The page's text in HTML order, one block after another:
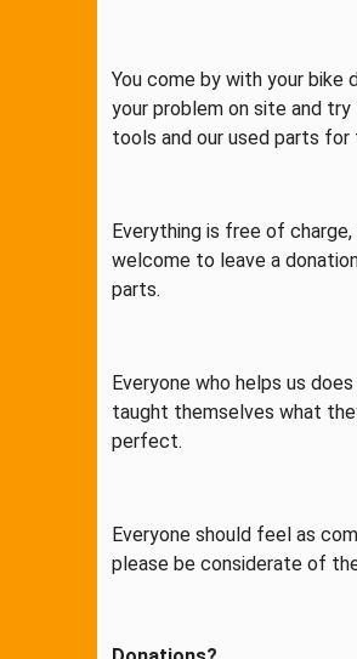
You come by with your bike
your problem on site and try
tools and our used parts for
Everything is free of
welcome to leave a
parts.
Everyone who helps us
taught themselves what
perfect.
Everyone should feel as
please be considerate of